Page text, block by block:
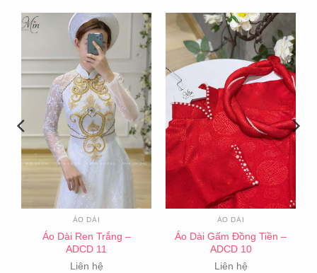
ÁO DÀI
Áo Dài Ren Trắng –
ADCD 11
Liên hệ
ÁO DÀI
Áo Dài Gấm Đồng Tiền –
ADCD 10
Liên hệ